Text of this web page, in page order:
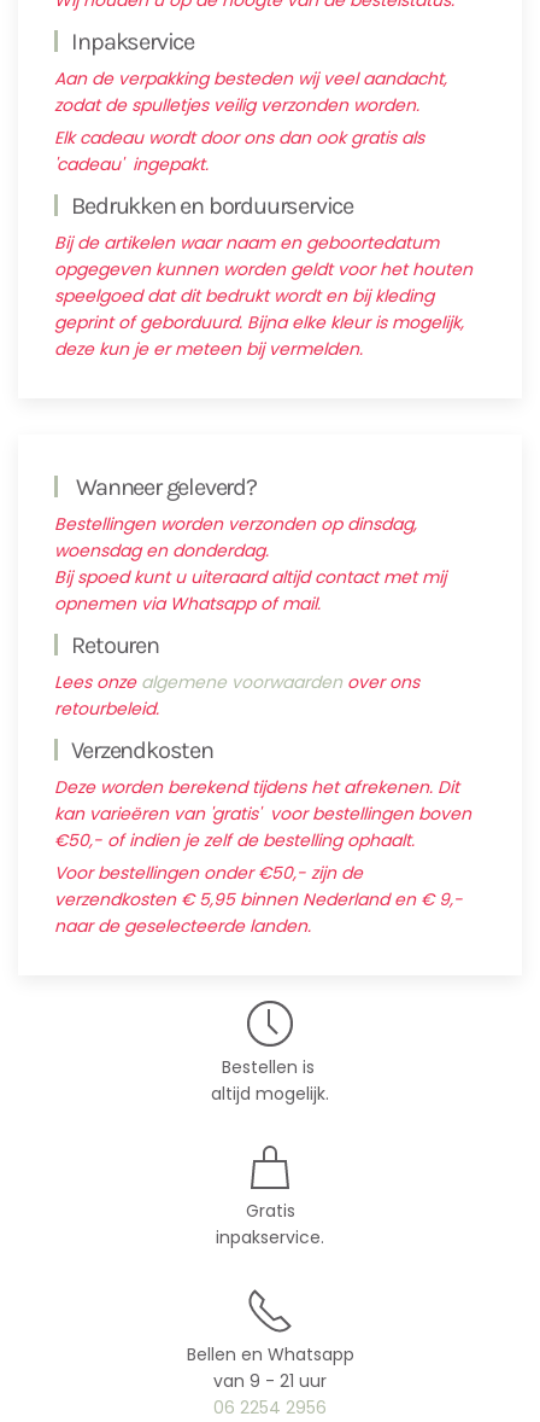
Inpakservice
Aan de verpakking besteden wij veel aandacht,
zodat de spulletjes veilig verzonden worden.
Elk cadeau wordt door ons dan ook gratis als
'cadeau' ingepakt.
Bedrukken en borduurservice
Bij de artikelen waar naam en geboortedatum
opgegeven kunnen worden geldt voor het houten
speelgoed dat dit bedrukt wordt en bij kleding
geprint of geborduurd. Bijna elke kleur is mogelijk,
deze kun je er meteen bij vermelden.
Wanneer geleverd?
Bestellingen worden verzonden op dinsdag,
woensdag en donderdag.
Bij spoed kunt u uiteraard altijd contact met mij
opnemen via Whatsapp of mail.
Retouren
Lees onze algemene voorwaarden over ons
retourbeleid.
Verzendkosten
Deze worden berekend tijdens het afrekenen. Dit
kan varieëren van 'gratis' voor bestellingen boven
€50,- of indien je zelf de bestelling ophaalt.
Voor bestellingen onder €50,- zijn de
verzendkosten € 5,95 binnen Nederland en € 9,-
naar de geselecteerde landen.
Bestellen is
altijd mogelijk.
Gratis
inpakservice.
Bellen en Whatsapp
van 9 - 21 uur
06 2254 2956